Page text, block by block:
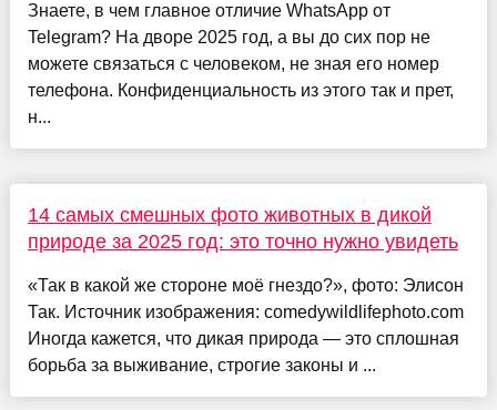
Знаете, в чем главное отличие WhatsApp от
Telegram? На дворе 2025 год, а вы до сих пор не
можете связаться с человеком, не зная его номер
телефона. Конфиденциальность из этого так и прет,
н...
14 самых смешных фото животных в дикой
природе за 2025 год: это точно нужно увидеть
«Так в какой же стороне моё гнездо?», фото: Элисон
Так. Источник изображения: comedywildlifephoto.com
Иногда кажется, что дикая природа — это сплошная
борьба за выживание, строгие законы и ...